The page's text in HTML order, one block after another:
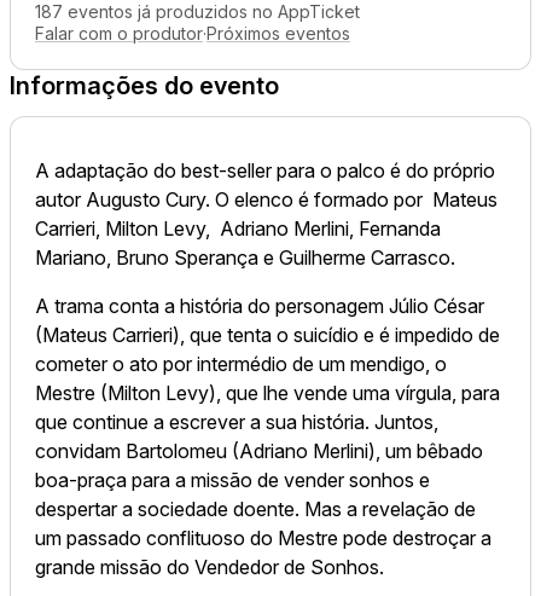
187 eventos já produzidos no AppTicket
Falar com o produtor·Próximos eventos
Informações do evento
A adaptação do best-seller para o palco é do próprio
autor Augusto Cury. O elenco é formado por Mateus
Carrieri, Milton Levy, Adriano Merlini, Fernanda
Mariano, Bruno Sperança e Guilherme Carrasco.
A trama conta a história do personagem Júlio César
(Mateus Carrieri), que tenta o suicídio e é impedido de
cometer o ato por intermédio de um mendigo, o
Mestre (Milton Levy), que lhe vende uma vírgula, para
que continue a escrever a sua história. Juntos,
convidam Bartolomeu (Adriano Merlini), um bêbado
boa-praça para a missão de vender sonhos e
despertar a sociedade doente. Mas a revelação de
um passado conflituoso do Mestre pode destroçar a
grande missão do Vendedor de Sonhos.